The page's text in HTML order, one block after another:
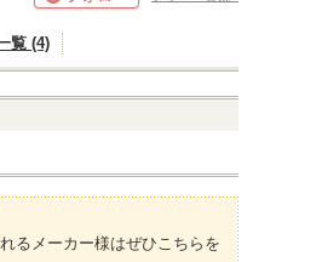
覧 (4)
るメーカー様はぜひこちらを